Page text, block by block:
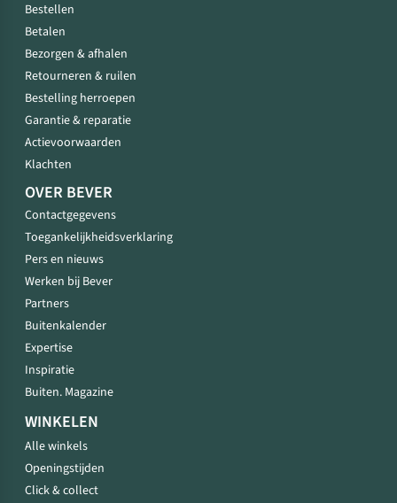
Bestellen
Betalen
Bezorgen & afhalen
Retourneren & ruilen
Bestelling herroepen
Garantie & reparatie
Actievoorwaarden
Klachten
OVER BEVER
Contactgegevens
Toegankelijkheidsverklaring
Pers en nieuws
Werken bij Bever
Partners
Buitenkalender
Expertise
Inspiratie
Buiten. Magazine
WINKELEN
Alle winkels
Openingstijden
Click & collect